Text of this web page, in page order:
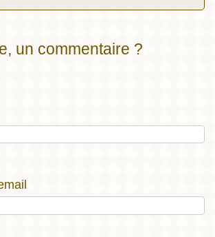
un commentaire ?